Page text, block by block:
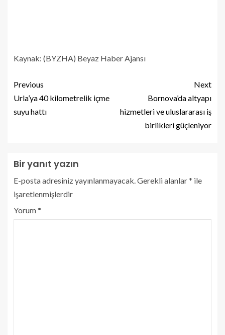
Kaynak: (BYZHA) Beyaz Haber Ajansı
Previous
Urla’ya 40 kilometrelik içme
suyu hattı
Next
Bornova’da altyapı
hizmetleri ve uluslararası iş
birlikleri güçleniyor
Bir yanıt yazın
E-posta adresiniz yayınlanmayacak. Gerekli alanlar* ile
işaretlenmişlerdir
Yorum*